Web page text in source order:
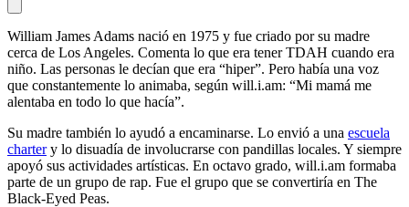
William James Adams nació en 1975 y fue criado por su madre
cerca de Los Angeles. Comenta lo que era tener TDAH cuando era
niño. Las personas le decían que era “hiper”. Pero había una voz
que constantemente lo animaba, según will.i.am: “Mi mamá me
alentaba en todo lo que hacía”.
Su madre también lo ayudó a encaminarse. Lo envió a una escuela
chartery lo disuadía de involucrarse con pandillas locales. Y siempre
apoyó sus actividades artísticas. En octavo grado, will.i.am formaba
parte de un grupo de rap. Fue el grupo que se convertiría en The
Black-Eyed Peas.